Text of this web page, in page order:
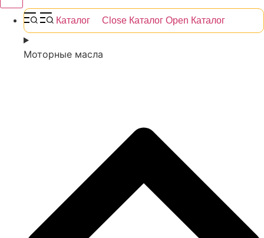
Каталог Close Каталог Open Каталог
Моторные масла